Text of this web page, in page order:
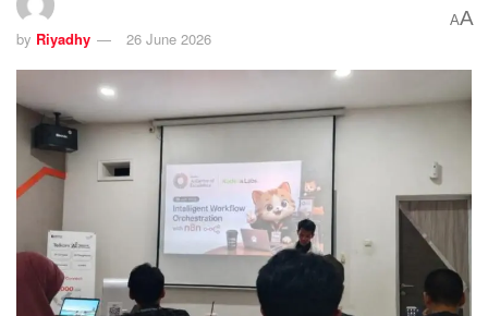
by Riyadhy 26 June 2026
AA